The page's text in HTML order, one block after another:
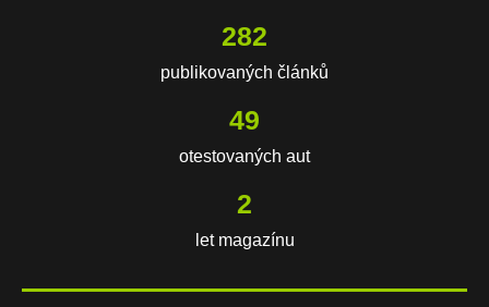
420
publikovaných článků
74
otestovaných aut
2
let magazínu